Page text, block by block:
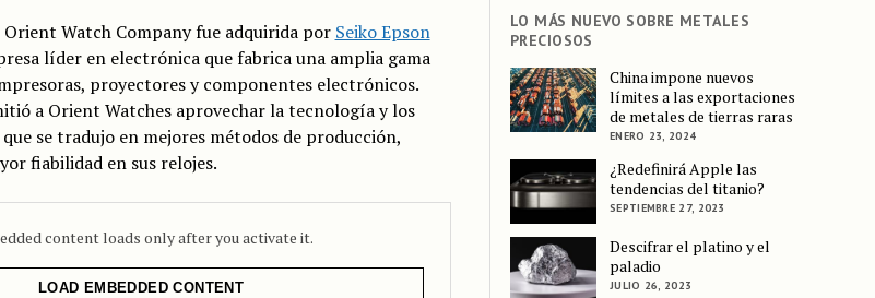
Orient Watch Company fue adquirida por Seiko Epson
líder en electrónica que fabrica una amplia gama
proyectores y componentes electrónicos.
a Orient Watches aprovechar la tecnología y los
se tradujo en mejores métodos de producción,
fiabilidad en sus relojes.
content loads only after you activate it.
LOAD EMBEDDED CONTENT
LO MÁS NUEVO SOBRE METALES
PRECIOSOS
China impone nuevos
límites a las exportaciones
de metales de tierras raras
ENERO 23, 2024
¿Redefinirá Apple las
tendencias del titanio?
SEPTIEMBRE 27, 2023
Descifrar el platino y el
paladio
JULIO 26, 2023